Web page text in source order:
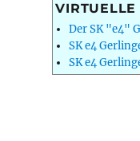
VIRTUELLE
Der SK "e4"
SK e4
SK e4